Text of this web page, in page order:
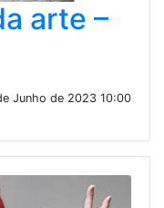
arte –
Junho de 2023 10:00